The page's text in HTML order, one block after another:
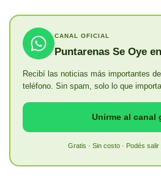
CANAL OFICIAL
Puntarenas Se Oye
Recibí las noticias más importantes
teléfono. Sin spam, solo lo que
Unirme al canal
Gratis · Sin costo · Podés